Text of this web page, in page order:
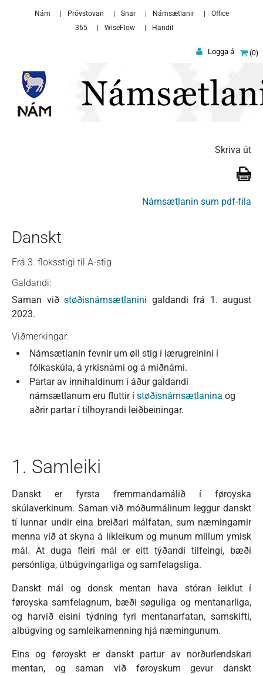
Nám Próvstovan Snar Námsætlanir
Office
365
WiseFlow Handil
0
Logga á
Skriva út
Námsætlanin sum pdf-fíla
Danskt
Frá 3. floksstigi til A-stig
Galdandi:
Saman við støðisnámsætlanini galdandi frá 1. august
2023.
Viðmerkingar:
Námsætlanin fevnir um øll stig í lærugreinini í
fólkaskúla, á yrkisnámi og á miðnámi.
Partar av innihaldinum í áður galdandi
námsætlanum eru fluttir í støðisnámsætlanina og
aðrir partar í tilhoyrandi leiðbeiningar.
1. Samleiki
Danskt er fyrsta fremmandamálið í føroyska
skúlaverkinum. Saman við móðurmálinum leggur danskt
tí lunnar undir eina breiðari málfatan, sum næmingarnir
menna við at skyna á líkleikum og munum millum ymisk
mál. At duga fleiri mál er eitt týðandi tilfeingi, bæði
persónliga, útbúgvingarliga og samfelagsliga.
Danskt mál og donsk mentan hava stóran leiklut í
føroyska samfelagnum, bæði søguliga og mentanarliga,
og harvið eisini týdning fyri mentanarfatan, samskifti,
albúgving og samleikamenning hjá næmingunum.
Eins og føroyskt er danskt partur av norðurlendskari
mentan, og saman við føroyskum gevur danskt